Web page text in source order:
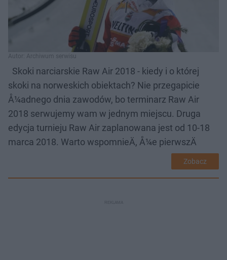
Autor: Archiwum serwisu
Skoki narciarskie Raw Air 2018 - kiedy i o której
skoki na norweskich obiektach? Nie przegapicie
Å¼adnego dnia zawodów, bo terminarz Raw Air
2018 serwujemy wam w jednym miejscu. Druga
edycja turnieju Raw Air zaplanowana jest od 10-18
marca 2018. Warto wspomnieÄ, Å¼e pierwszÄ
Zobacz